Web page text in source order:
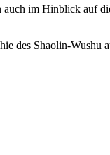
im Hinblick auf
des Shaolin-Wushu